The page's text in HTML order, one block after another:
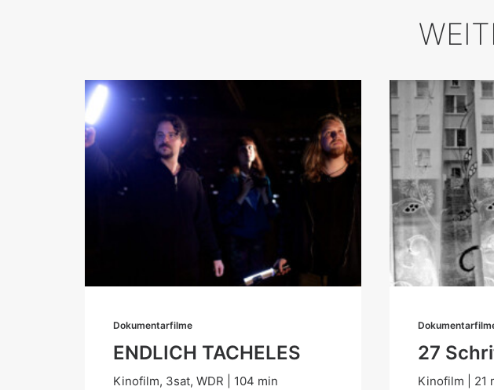
Dokumentarfilme
ENDLICH TACHELES
Kinofilm, 3sat, WDR | 104 min
27
Kinofilm | 21